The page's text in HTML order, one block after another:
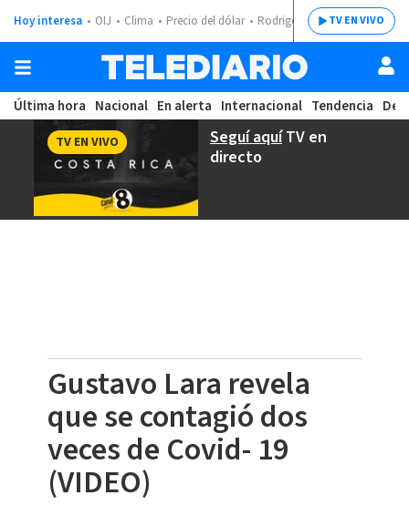
Hoy interesa OIJ Clima Precio del dólar Rodrigo ChavesTV EN VIVO
Última hora Nacional En alerta Internacional Tendencia
Seguí aquíTV en
directo
TV EN VIVO
Gustavo Lara revela
que se contagió dos
veces de Covid- 19
(VIDEO)